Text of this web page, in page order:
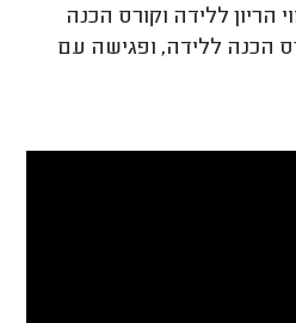
הריון ללידה וקורס הכנה
הכנה ללידה, ופגישה עם